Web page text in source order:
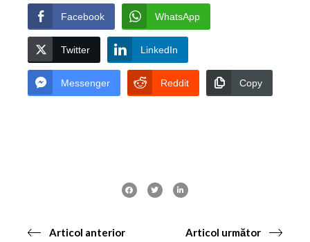
Facebook WhatsApp
Twitter LinkedIn
Messenger Reddit Copy
Articol anterior Articol următor